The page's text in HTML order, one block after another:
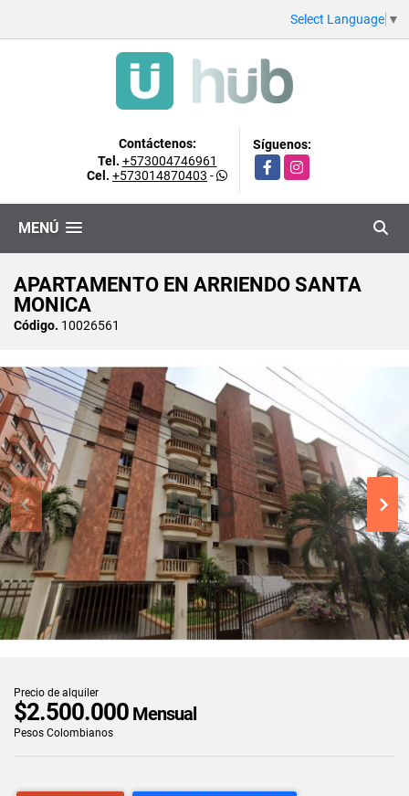
Select Language ▼
Contáctenos:
Tel. +573004746961
Cel. +573014870403 -
Síguenos:
FacebookInstagram
MENÚ
APARTAMENTO EN ARRIENDO SANTA
MONICA
Código. 10026561
Precio de alquiler
$2.500.000 Mensual
Pesos Colombianos